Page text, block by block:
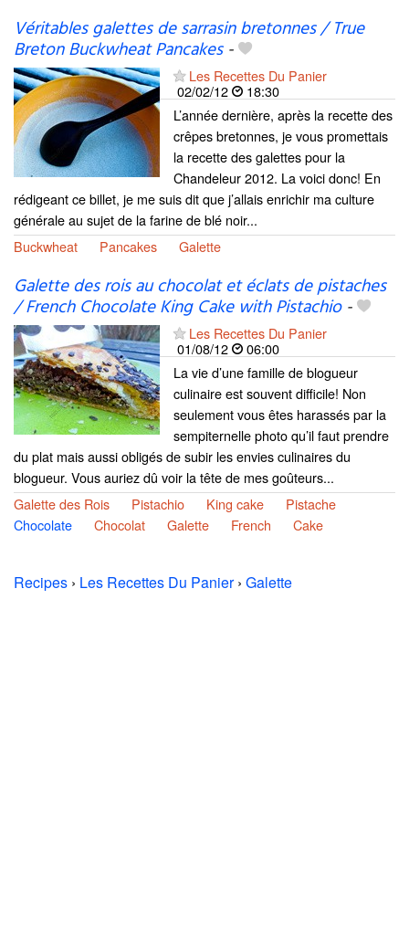
Véritables galettes de sarrasin bretonnes / True
Breton Buckwheat Pancakes-
Les Recettes Du Panier
02/02/12
18:30
L’année dernière, après la recette des
crêpes bretonnes, je vous promettais
la recette des galettes pour la
Chandeleur 2012. La voici donc! En
rédigeant ce billet, je me suis dit que j’allais enrichir ma culture
générale au sujet de la farine de blé noir...
Buckwheat
Pancakes Galette
Galette des rois au chocolat et éclats de pistaches
/ French Chocolate King Cake with Pistachio-
Les Recettes Du Panier
01/08/12
06:00
La vie d’une famille de blogueur
culinaire est souvent difficile! Non
seulement vous êtes harassés par la
sempiternelle photo qu’il faut prendre
du plat mais aussi obligés de subir les envies culinaires du
blogueur. Vous auriez dû voir la tête de mes goûteurs...
Galette des Rois
Pistachio King cake
Pistache
Chocolate
Chocolat Galette French Cake
Recipes › Les Recettes Du Panier› Galette